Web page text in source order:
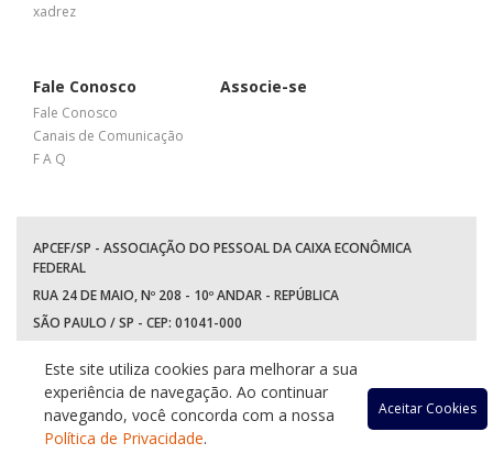
xadrez
Fale Conosco
Fale Conosco
Canais de Comunicação
F A Q
Associe-se
APCEF/SP - ASSOCIAÇÃO DO PESSOAL DA CAIXA ECONÔMICA
FEDERAL
RUA 24 DE MAIO, Nº 208 - 10º ANDAR - REPÚBLICA
SÃO PAULO / SP - CEP: 01041-000
WhatsApp: (11) 94597-5758
Acessar
Acessar
Este site utiliza cookies para melhorar a sua
experiência de navegação. Ao continuar
navegando, você concorda com a nossa
Política de Privacidade.
Aceitar Cookies